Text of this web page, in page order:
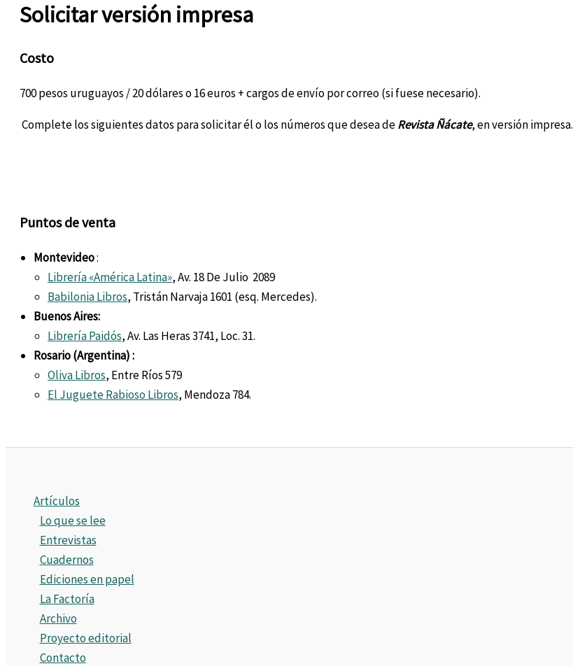
Solicitar versión impresa
Costo
700 pesos uruguayos / 20 dólares o 16 euros + cargos de envío por correo (si fuese necesario).
Complete los siguientes datos para solicitar él o los números que desea deRevista Ñácate, en versión impresa.
Puntos de venta
Montevideo:
Librería «América Latina»,Av. 18 De Julio 2089
Babilonia Libros, Tristán Narvaja 1601 (esq. Mercedes).
Buenos Aires:
Librería Paidós, Av. Las Heras 3741, Loc. 31.
Rosario (Argentina) :
Oliva Libros, Entre Ríos 579
El Juguete Rabioso Libros, Mendoza 784.
Artículos
Lo que se lee
Entrevistas
Cuadernos
Ediciones en papel
La Factoría
Archivo
Proyecto editorial
Contacto